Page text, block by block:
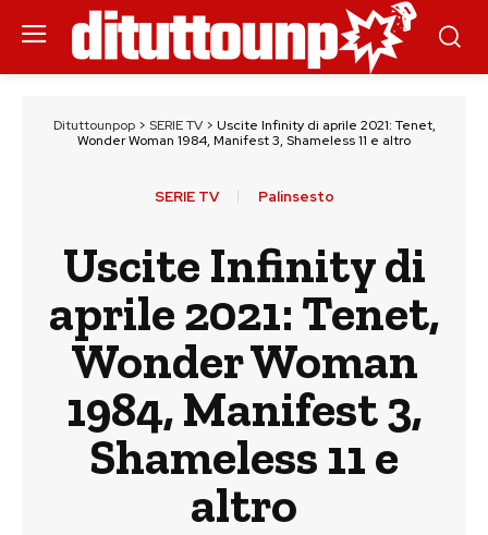
Dituttounpop> SERIE TV> Uscite Infinity di aprile 2021: Tenet,
Wonder Woman 1984, Manifest 3, Shameless 11 e altro
SERIE TV Palinsesto
Uscite Infinity di
aprile 2021: Tenet,
Wonder Woman
1984, Manifest 3,
Shameless 11 e
altro